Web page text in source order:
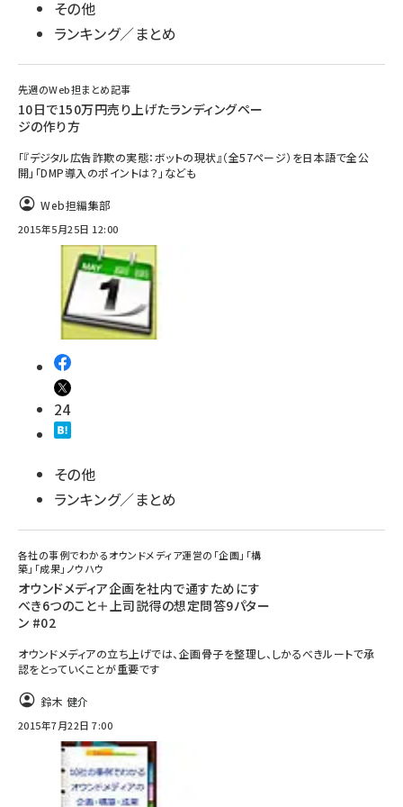
その他
ランキング／まとめ
先週のWeb担まとめ記事
10日で150万円売り上げたランディングペー
ジの作り方
「『デジタル広告詐欺の実態：ボットの現状』（全57ページ）を日本語で全公
開」「DMP導入のポイントは？」なども
Web担編集部
2015年5月25日 12:00
24
その他
ランキング／まとめ
各社の事例でわかるオウンドメディア運営の「企画」「構
築」「成果」ノウハウ
オウンドメディア企画を社内で通すためにす
べき6つのこと＋上司説得の想定問答9パター
ン #02
オウンドメディアの立ち上げでは、企画骨子を整理し、しかるべきルートで承
認をとっていくことが重要です
鈴木 健介
2015年7月22日 7:00